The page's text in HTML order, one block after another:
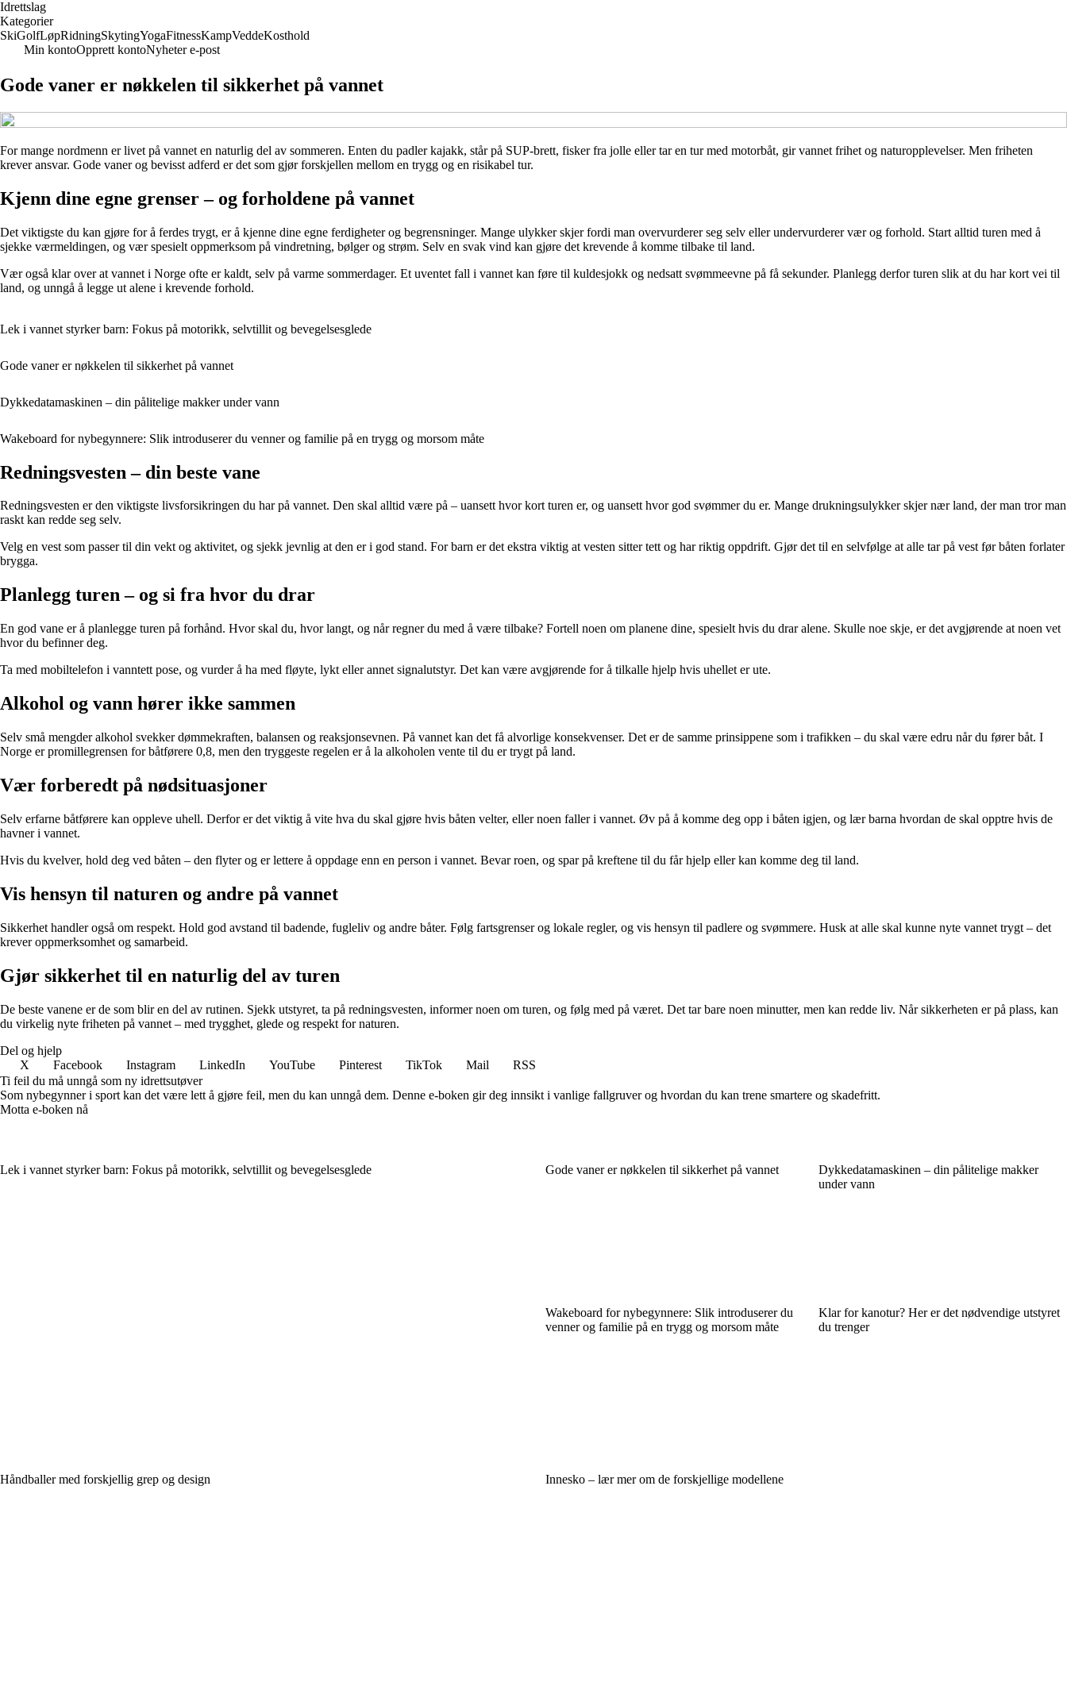
Idrettslag
Kategorier
SkiGolfLøpRidningSkytingYogaFitnessKampVeddeKosthold
Min kontoOpprett kontoNyheter e-post
Gode vaner er nøkkelen til sikkerhet på vannet
For mange nordmenn er livet på vannet en naturlig del av sommeren. Enten du padler kajakk, står på SUP-brett, fisker fra jolle eller tar en tur med motorbåt, gir vannet frihet og naturopplevelser. Men friheten
krever ansvar. Gode vaner og bevisst adferd er det som gjør forskjellen mellom en trygg og en risikabel tur.
Kjenn dine egne grenser – og forholdene på vannet
Det viktigste du kan gjøre for å ferdes trygt, er å kjenne dine egne ferdigheter og begrensninger. Mange ulykker skjer fordi man overvurderer seg selv eller undervurderer vær og forhold. Start alltid turen med å
sjekke værmeldingen, og vær spesielt oppmerksom på vindretning, bølger og strøm. Selv en svak vind kan gjøre det krevende å komme tilbake til land.
Vær også klar over at vannet i Norge ofte er kaldt, selv på varme sommerdager. Et uventet fall i vannet kan føre til kuldesjokk og nedsatt svømmeevne på få sekunder. Planlegg derfor turen slik at du har kort vei til
land, og unngå å legge ut alene i krevende forhold.
Lek i vannet styrker barn: Fokus på motorikk, selvtillit og bevegelsesglede
Gode vaner er nøkkelen til sikkerhet på vannet
Dykkedatamaskinen – din pålitelige makker under vann
Wakeboard for nybegynnere: Slik introduserer du venner og familie på en trygg og morsom måte
Redningsvesten – din beste vane
Redningsvesten er den viktigste livsforsikringen du har på vannet. Den skal alltid være på – uansett hvor kort turen er, og uansett hvor god svømmer du er. Mange drukningsulykker skjer nær land, der man tror man
raskt kan redde seg selv.
Velg en vest som passer til din vekt og aktivitet, og sjekk jevnlig at den er i god stand. For barn er det ekstra viktig at vesten sitter tett og har riktig oppdrift. Gjør det til en selvfølge at alle tar på vest før båten forlater
brygga.
Planlegg turen – og si fra hvor du drar
En god vane er å planlegge turen på forhånd. Hvor skal du, hvor langt, og når regner du med å være tilbake? Fortell noen om planene dine, spesielt hvis du drar alene. Skulle noe skje, er det avgjørende at noen vet
hvor du befinner deg.
Ta med mobiltelefon i vanntett pose, og vurder å ha med fløyte, lykt eller annet signalutstyr. Det kan være avgjørende for å tilkalle hjelp hvis uhellet er ute.
Alkohol og vann hører ikke sammen
Selv små mengder alkohol svekker dømmekraften, balansen og reaksjonsevnen. På vannet kan det få alvorlige konsekvenser. Det er de samme prinsippene som i trafikken – du skal være edru når du fører båt. I
Norge er promillegrensen for båtførere 0,8, men den tryggeste regelen er å la alkoholen vente til du er trygt på land.
Vær forberedt på nødsituasjoner
Selv erfarne båtførere kan oppleve uhell. Derfor er det viktig å vite hva du skal gjøre hvis båten velter, eller noen faller i vannet. Øv på å komme deg opp i båten igjen, og lær barna hvordan de skal opptre hvis de
havner i vannet.
Hvis du kvelver, hold deg ved båten – den flyter og er lettere å oppdage enn en person i vannet. Bevar roen, og spar på kreftene til du får hjelp eller kan komme deg til land.
Vis hensyn til naturen og andre på vannet
Sikkerhet handler også om respekt. Hold god avstand til badende, fugleliv og andre båter. Følg fartsgrenser og lokale regler, og vis hensyn til padlere og svømmere. Husk at alle skal kunne nyte vannet trygt – det
krever oppmerksomhet og samarbeid.
Gjør sikkerhet til en naturlig del av turen
De beste vanene er de som blir en del av rutinen. Sjekk utstyret, ta på redningsvesten, informer noen om turen, og følg med på været. Det tar bare noen minutter, men kan redde liv. Når sikkerheten er på plass, kan
du virkelig nyte friheten på vannet – med trygghet, glede og respekt for naturen.
Del og hjelp
X
Facebook Instagram LinkedIn YouTube Pinterest TikTok Mail
RSS
Ti feil du må unngå som ny idrettsutøver
Som nybegynner i sport kan det være lett å gjøre feil, men du kan unngå dem. Denne e-boken gir deg innsikt i vanlige fallgruver og hvordan du kan trene smartere og skadefritt.
Motta e-boken nå
Lek i vannet styrker barn: Fokus på motorikk, selvtillit og bevegelsesglede Gode vaner er nøkkelen til sikkerhet på vannet
Dykkedatamaskinen – din pålitelige makker
under vann
Wakeboard for nybegynnere: Slik introduserer du
venner og familie på en trygg og morsom måte
Klar for kanotur? Her er det nødvendige utstyret
du trenger
Håndballer med forskjellig grep og design Innesko – lær mer om de forskjellige modellene